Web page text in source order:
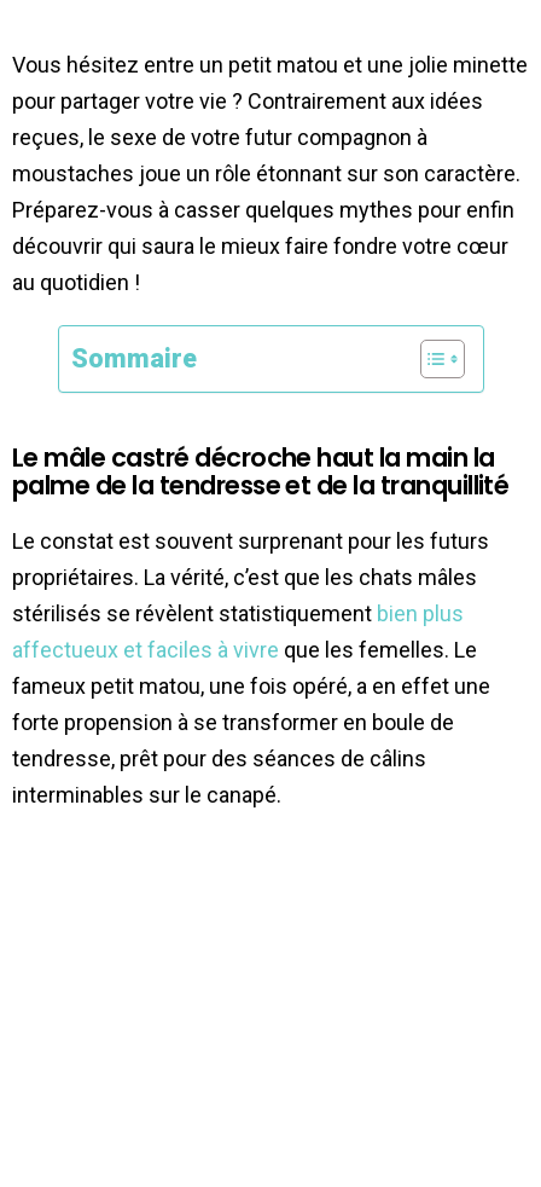
Vous hésitez entre un petit matou et une jolie minette
pour partager votre vie ? Contrairement aux idées
reçues, le sexe de votre futur compagnon à
moustaches joue un rôle étonnant sur son caractère.
Préparez-vous à casser quelques mythes pour enfin
découvrir qui saura le mieux faire fondre votre cœur
au quotidien !
Sommaire
Le mâle castré décroche haut la main la
palme de la tendresse et de la tranquillité
Le constat est souvent surprenant pour les futurs
propriétaires. La vérité, c’est que les chats mâles
stérilisés se révèlent statistiquement bien plus
affectueux et faciles à vivre que les femelles. Le
fameux petit matou, une fois opéré, a en effet une
forte propension à se transformer en boule de
tendresse, prêt pour des séances de câlins
interminables sur le canapé.